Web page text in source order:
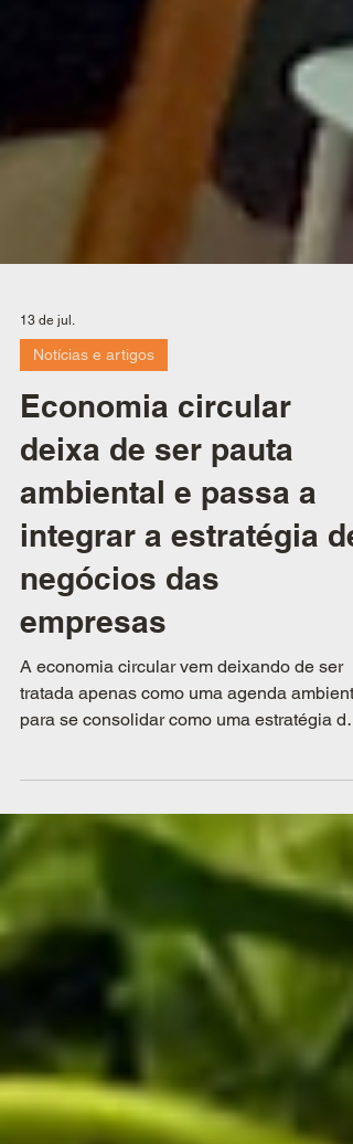
13 de jul.
Notícias e artigos
Economia circular
deixa de ser pauta
ambiental e passa a
integrar a estratégia de
negócios das
empresas
A economia circular vem deixando de ser